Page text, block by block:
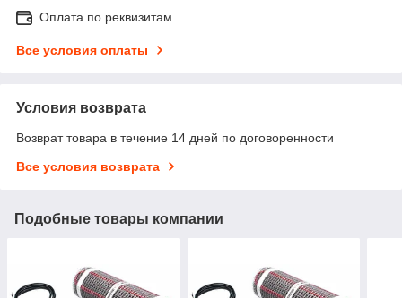
Оплата по реквизитам
Все условия оплаты
Условия возврата
Возврат товара в течение 14 дней по договоренности
Все условия возврата
Подобные товары компании